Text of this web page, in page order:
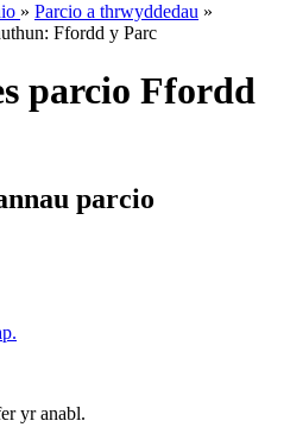
» Parcio a thrwyddedau »
Ffordd y Parc
parcio Ffordd
parcio
yr anabl.